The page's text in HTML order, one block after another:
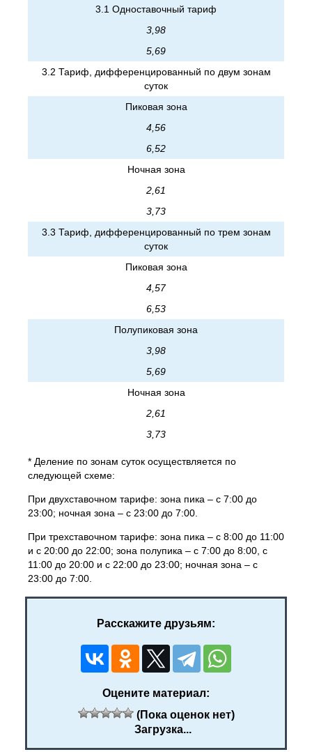
3.1 Одноставочный тариф
3,98
5,69
3.2 Тариф, дифференцированный по двум зонам
суток
Пиковая зона
4,56
6,52
Ночная зона
2,61
3,73
3.3 Тариф, дифференцированный по трем зонам
суток
Пиковая зона
4,57
6,53
Полупиковая зона
3,98
5,69
Ночная зона
2,61
3,73
* Деление по зонам суток осуществляется по
следующей схеме:
При двухставочном тарифе: зона пика – с 7:00 до
23:00; ночная зона – с 23:00 до 7:00.
При трехставочном тарифе: зона пика – с 8:00 до 11:00
и с 20:00 до 22:00; зона полупика – с 7:00 до 8:00, с
11:00 до 20:00 и с 22:00 до 23:00; ночная зона – с
23:00 до 7:00.
Расскажите друзьям:
Оцените материал:
(Пока оценок нет)
Загрузка...